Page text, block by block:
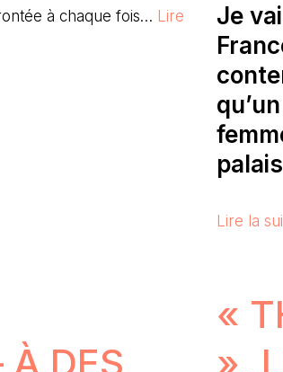
à chaque fois… Lire
Je
Lire la
À DES
«
»,